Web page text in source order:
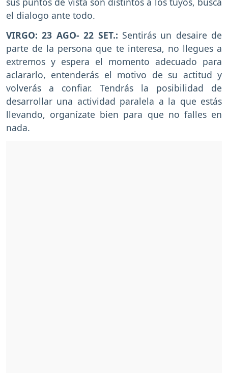
el dialogo ante todo.
VIRGO: 23 AGO- 22 SET.: Sentirás un desaire de
parte de la persona que te interesa, no llegues a
extremos y espera el momento adecuado para
aclararlo, entenderás el motivo de su actitud y
volverás a confiar. Tendrás la posibilidad de
desarrollar una actividad paralela a la que estás
llevando, organízate bien para que no falles en
nada.